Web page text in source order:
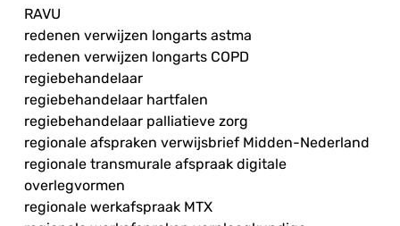
RAVU
redenen verwijzen longarts astma
redenen verwijzen longarts COPD
regiebehandelaar
regiebehandelaar hartfalen
regiebehandelaar palliatieve zorg
regionale afspraken verwijsbrief Midden-Nederland
regionale transmurale afspraak digitale
overlegvormen
regionale werkafspraak MTX